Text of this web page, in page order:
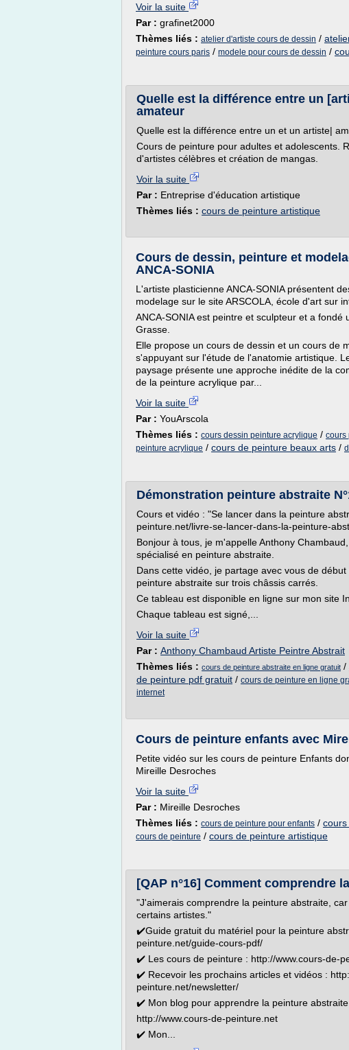
Voir la suite
Par : grafinet2000
Thèmes liés : atelier d'artiste cours de dessin /
peinture cours paris / modele pour cours de dessin /
Quelle est la différence entre un
amateur
Quelle est la différence entre un et un artiste|
Cours de peinture pour adultes et adolescents.
d'artistes célèbres et création de mangas.
Voir la suite
Par : Entreprise d'éducation artistique
Thèmes liés : cours de peinture artistique
Cours de dessin, peinture et
ANCA-SONIA
L'artiste plasticienne ANCA-SONIA présentent
modelage sur le site ARSCOLA, école d'art sur
ANCA-SONIA est peintre et sculpteur et a fondé
Grasse.
Elle propose un cours de dessin et un cours de
s'appuyant sur l'étude de l'anatomie artistique.
paysage présente une approche inédite de la
de la peinture acrylique par...
Voir la suite
Par : YouArscola
Thèmes liés : cours dessin peinture acrylique / cours
peinture acrylique / cours de peinture beaux arts /
Démonstration peinture abstraite
Cours et vidéo : "Se lancer dans la peinture
peinture.net/livre-se-lancer-dans-la-peinture-
Bonjour à tous, je m'appelle Anthony
spécialisé en peinture abstraite.
Dans cette vidéo, je partage avec vous de
peinture abstraite sur trois châssis carrés.
Ce tableau est disponible en ligne sur mon site
Chaque tableau est signé,...
Voir la suite
Par : Anthony Chambaud Artiste Peintre Abstrait
Thèmes liés : cours de peinture abstraite en ligne gratuit /
de peinture pdf gratuit / cours de peinture en ligne
internet
Cours de peinture enfants avec
Petite vidéo sur les cours de peinture Enfants
Mireille Desroches
Voir la suite
Par : Mireille Desroches
Thèmes liés : cours de peinture pour enfants /
cours de peinture / cours de peinture artistique
[QAP n°16] Comment comprendre
"J'aimerais comprendre la peinture abstraite,
certains artistes."
✔️Guide gratuit du matériel pour la peinture
peinture.net/guide-cours-pdf/
✔️ Les cours de peinture : http://www.cours-de-
✔️ Recevoir les prochains articles et vidéos :
peinture.net/newsletter/
✔️ Mon blog pour apprendre la peinture
http://www.cours-de-peinture.net
✔️ Mon...